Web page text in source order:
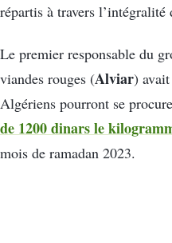
répartis à travers
Le premier responsable du
viandes rouges (Alviar)
Algériens pourront se
de 1200 dinars le
mois de ramadan 2023.